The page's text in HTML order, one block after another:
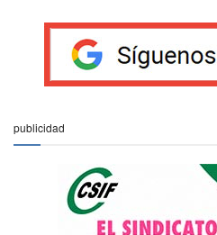
publicidad